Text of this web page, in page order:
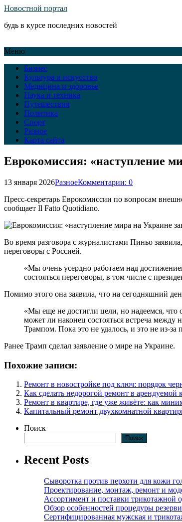
Новостной портал
будь в курсе последних новостей
Меню
Бизнес
Культура и искусство
Медицина и здоровье
Наука и техника
Путешествия
Политика
Спорт
Разное
Карта сайта
Еврокомиссия: «наступление
13 января 2026РазноеКомментарии: 0
Пресс-секретарь Еврокомиссии по вопросам
сообщает Il Fatto Quotidiano.
Во время разговора с журналистами Пиньо
переговоры с Россией.
«Мы очень усердно работаем над
состояться переговоры, в том числе с
Помимо этого она заявила, что на сегодняшний
«Мы еще не достигли цели, но надеемся, что
может ли наконец состояться встреча
Трампом. Пока это не удалось, и это не из-за
Ранее Трамп сделал заявление о мире на Украине.
Похожие записи:
Ремонт в новостройке под ключ: порядок
Как сделать недорогой ремонт в арендуемой
Ремонт в квартире, где уже живёте: как
Капитальный ремонт двухкомнатной
Поиск
Поиск
Recent Posts
Сыворотка против перхоти для кожи
Проектирование, монтаж, ремонт и
Ассортимент и поставки
Обзор особенностей процедуры
Сертифицированная мужская и